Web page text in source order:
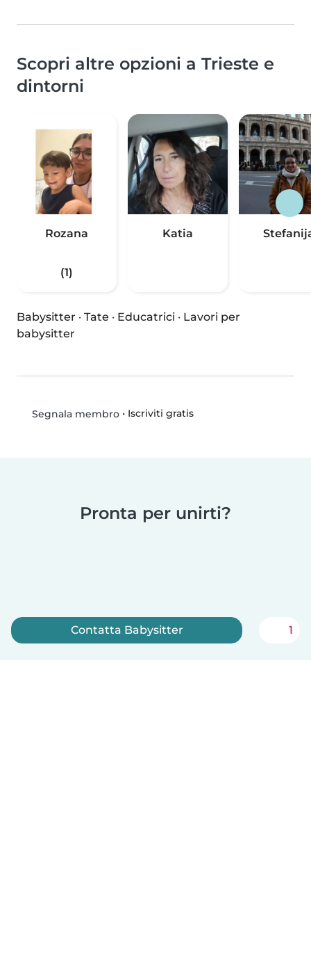
Scopri altre opzioni a Trieste e
dintorni
Rozana
(1)
Katia
Babysitter · Tate · Educatrici · Lavori per
babysitter
Segnala membro• Iscriviti gratis
Pronta per unirti?
Contatta Babysitter 1